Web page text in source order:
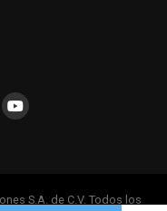
S.A. de C.V. Todos los